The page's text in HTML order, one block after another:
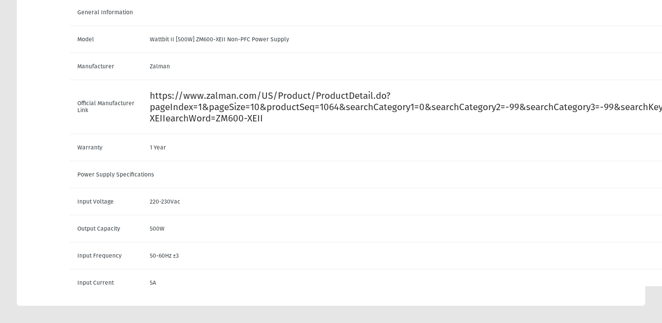
General Information
Model Wattbit II [500W] ZM600-XEII Non-PFC Power Supply
Manufacturer Zalman
Official Manufacturer
Link
https://www.zalman.com/US/Product/ProductDetail.do?
pageIndex=1&pageSize=10&productSeq=1064&searchCategory1=0&searchCategory2=-99&searchCategory3=-
XEIIearchWord=ZM600-XEII
Warranty 1 Year
Power Supply Specifications
Input Voltage 220-230Vac
Output Capacity 500W
Input Frequency 50-60Hz ±3
Input Current 5A